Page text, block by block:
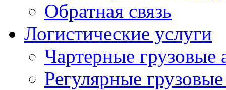
Обратная связь
Логистические услуги
Чартерные грузовые
Регулярные